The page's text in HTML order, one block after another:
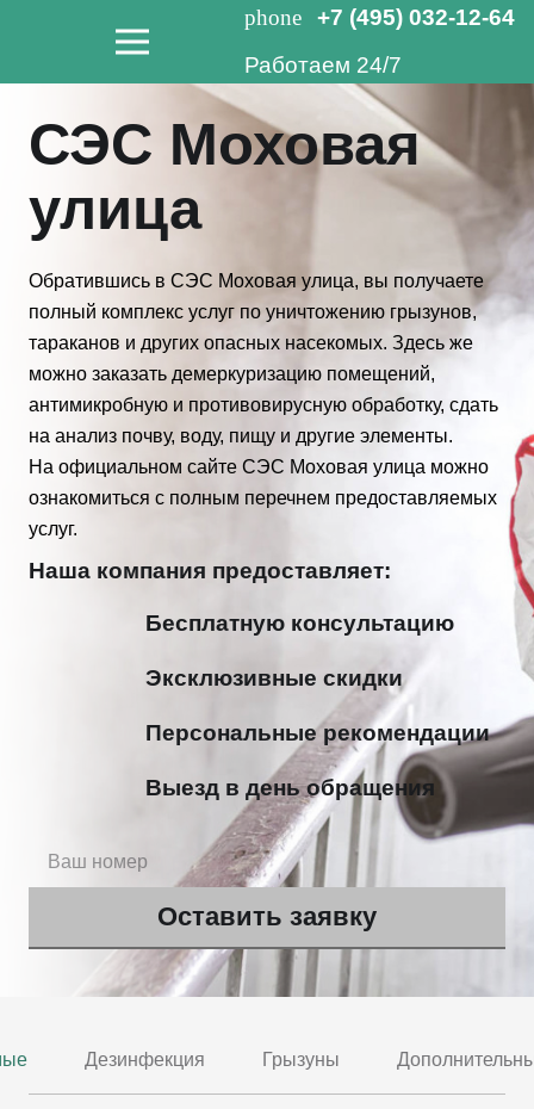
phone
+7 (495) 032-12-64
Работаем 24/7
СЭС Моховая
улица
Обратившись в СЭС Моховая улица, вы получаете
полный комплекс услуг по уничтожению грызунов,
тараканов и других опасных насекомых. Здесь же
можно заказать демеркуризацию помещений,
антимикробную и противовирусную обработку, сдать
на анализ почву, воду, пищу и другие элементы.
На официальном сайте СЭС Моховая улица можно
ознакомиться с полным перечнем предоставляемых
услуг.
Наша компания предоставляет:
Бесплатную консультацию
Эксклюзивные скидки
Персональные рекомендации
Выезд в день обращения
Дезинфекция Грызуны